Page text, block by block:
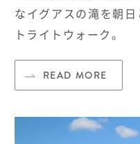
なイグアスの滝を朝
トライトウォーク。
READ MORE